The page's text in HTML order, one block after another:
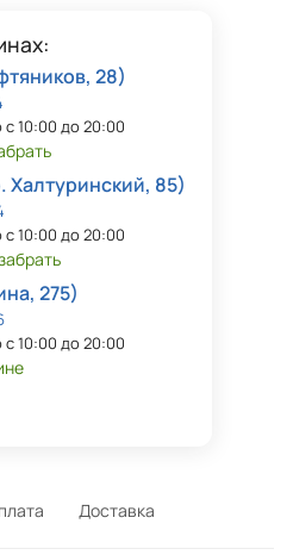
28)
10:00 до 20:00
85)
10:00 до 20:00
275)
10:00 до 20:00
Доставка